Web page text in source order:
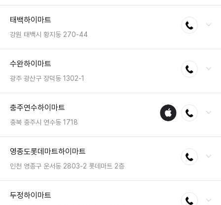
팩스 : 050-2222-1503
영업시간 : 금일 10:30~20:30
태백하이마트
강원 태백시 황지동 270-44
전화연결
팩스 : 050-2222-1148
영업시간 : 금일 10:30~20:30
수완하이마트
광주 광산구 장덕동 1302-1
전화연결
팩스 : 050-2222-1570
영업시간 : 금일 10:30~20:30
충주연수하이마트
충북 충주시 연수동 1718
애플
수리
전화연결
팩스 : 050-2222-1489
영업시간 : 금일 10:30~20:30
영종도롯데마트하이마트
인천 영종구 운서동 2803-2 롯데마트 2층
전화연결
팩스 : 050-2333-1359
두정하이마트 전화연결